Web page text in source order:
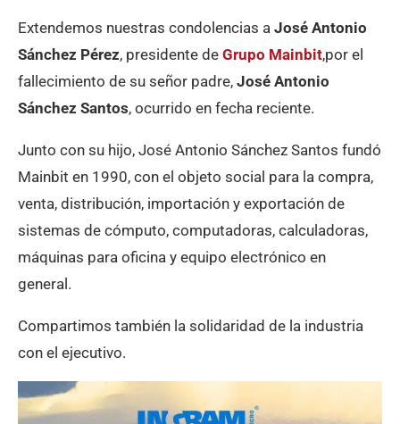
Extendemos nuestras condolencias a José Antonio
Sánchez Pérez, presidente de Grupo Mainbit,por el
fallecimiento de su señor padre, José Antonio
Sánchez Santos, ocurrido en fecha reciente.
Junto con su hijo, José Antonio Sánchez Santos fundó
Mainbit en 1990, con el objeto social para la compra,
venta, distribución, importación y exportación de
sistemas de cómputo, computadoras, calculadoras,
máquinas para oficina y equipo electrónico en
general.
Compartimos también la solidaridad de la industria
con el ejecutivo.